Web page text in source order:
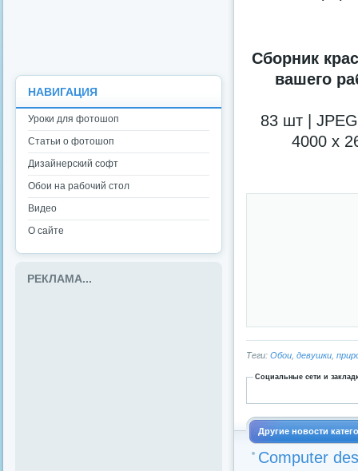
Сборник
вашего
83 шт |
4000 x
Теги: Обои девушки
Социальные сети и
Другие новости
Computer
НАВИГАЦИЯ
Уроки для фотошоп
Статьи о фотошоп
Дизайнерский софт
Обои на рабочий стол
Видео
О сайте
РЕКЛАМА...